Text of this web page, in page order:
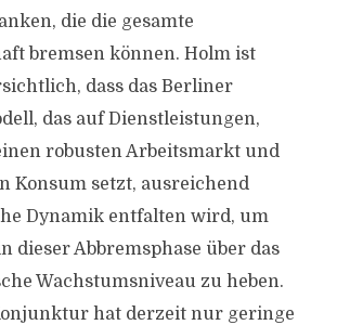
die die gesamte
bremsen können. Holm ist
dass das Berliner
das auf Dienstleistungen,
robusten Arbeitsmarkt und
Konsum setzt, ausreichend
Dynamik entfalten wird, um
dieser Abbremsphase über das
Wachstumsniveau zu heben.
hat derzeit nur geringe